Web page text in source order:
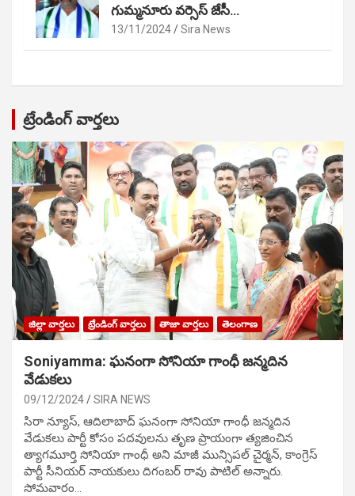
గుమ్మనూరు వర్సెస్ జేసీ…
13/11/2024 Sira News
ట్రేండింగ్ వార్తలు
జిల్లా వార్తలు ట్రేండింగ్ వార్తలు తాజా వార్తలు తెలంగాణ
Soniyamma: ఘ‌నంగా సోనియా గాంధీ జ‌న్మ‌దిన
వేడుక‌లు
09/12/2024 SIRA NEWS
సిరా న్యూస్, ఆదిలాబాద్ ఘ‌నంగా సోనియా గాంధీ జ‌న్మ‌దిన
వేడుక‌లు పార్టీ కోసం ప‌ద‌వుల‌ను తృణ ప్రాయంగా త్య‌జించిన
త్యాగమూర్తి సోనియా గాంధీ అని మాజీ మున్సిప‌ల్ చైర్మ‌న్, కాంగ్రెస్
పార్టీ సీనియ‌ర్ నాయ‌కులు దిగంబ‌ర్ రావు పాటిల్ అన్నారు.
సోమవారం…